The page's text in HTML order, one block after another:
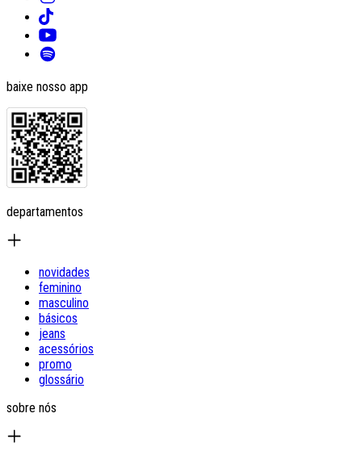
baixe nosso app
departamentos
novidades
feminino
masculino
básicos
jeans
acessórios
promo
glossário
sobre nós